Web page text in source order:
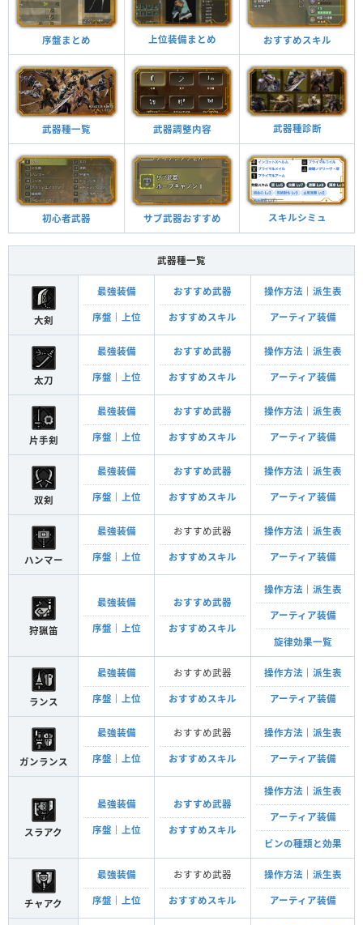
序盤まとめ 上位装備まとめ おすすめスキル
武器種一覧 武器調整内容 武器種診断
初心者武器 サブ武器おすすめ スキルシミュ
武器種一覧
大剣
最強装備
序盤 上位
おすすめ武器
おすすめスキル
操作方法 派生表
アーティア装備
太刀
最強装備
序盤 上位
おすすめ武器
おすすめスキル
操作方法 派生表
アーティア装備
片手剣
最強装備
序盤 上位
おすすめ武器
おすすめスキル
操作方法 派生表
アーティア装備
双剣
最強装備
序盤 上位
おすすめ武器
おすすめスキル
操作方法 派生表
アーティア装備
ハンマー
最強装備
序盤 上位
おすすめ武器
おすすめスキル
操作方法 派生表
アーティア装備
狩猟笛
最強装備
序盤 上位
おすすめ武器
おすすめスキル
操作方法 派生表
アーティア装備
旋律効果一覧
ランス
最強装備
序盤 上位
おすすめ武器
おすすめスキル
操作方法 派生表
アーティア装備
ガンランス
最強装備
序盤 上位
おすすめ武器
おすすめスキル
操作方法 派生表
アーティア装備
スラアク
最強装備
序盤 上位
おすすめ武器
おすすめスキル
操作方法 派生表
アーティア装備
ビンの種類と効果
チャアク
最強装備
序盤 上位
おすすめ武器
おすすめスキル
操作方法 派生表
アーティア装備